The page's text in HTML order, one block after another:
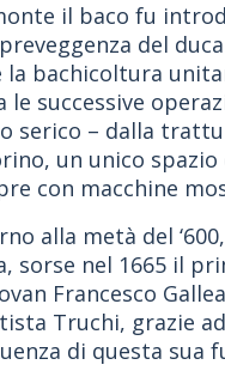
il baco fu
del
la bachicoltura
le successive
serico – dalla
un unico
con macchine
alla metà del
sorse nel 1665 il
Francesco
Truchi, grazie
di questa